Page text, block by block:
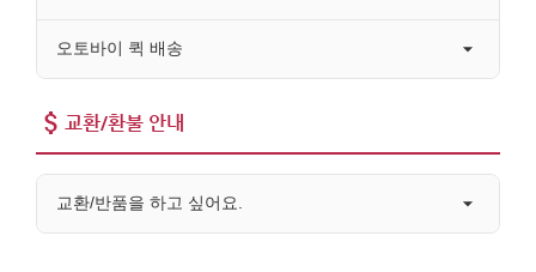
오토바이 퀵 배송
교환/환불 안내
교환/반품을 하고 싶어요.